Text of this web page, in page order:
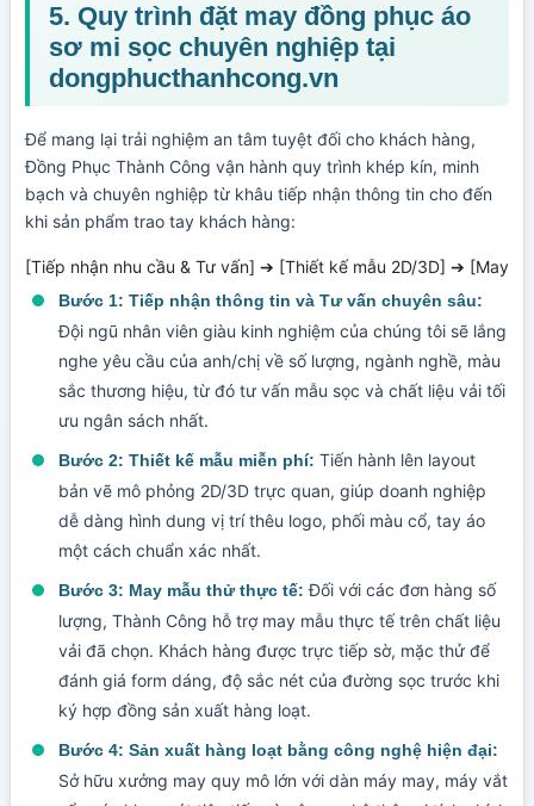
5. Quy trình đặt may đồng phục áo
sơ mi sọc chuyên nghiệp tại
dongphucthanhcong.vn
Để mang lại trải nghiệm an tâm tuyệt đối cho khách hàng,
Đồng Phục Thành Công vận hành quy trình khép kín, minh
bạch và chuyên nghiệp từ khâu tiếp nhận thông tin cho đến
khi sản phẩm trao tay khách hàng:
Bước 1: Tiếp nhận thông tin và Tư vấn chuyên sâu:
Đội ngũ nhân viên giàu kinh nghiệm của chúng tôi sẽ lắng
nghe yêu cầu của anh/chị về số lượng, ngành nghề, màu
sắc thương hiệu, từ đó tư vấn mẫu sọc và chất liệu vải tối
ưu ngân sách nhất.
Bước 2: Thiết kế mẫu miễn phí: Tiến hành lên layout
bản vẽ mô phỏng 2D/3D trực quan, giúp doanh nghiệp
dễ dàng hình dung vị trí thêu logo, phối màu cổ, tay áo
một cách chuẩn xác nhất.
Bước 3: May mẫu thử thực tế: Đối với các đơn hàng số
lượng, Thành Công hỗ trợ may mẫu thực tế trên chất liệu
vải đã chọn. Khách hàng được trực tiếp sờ, mặc thử để
đánh giá form dáng, độ sắc nét của đường sọc trước khi
ký hợp đồng sản xuất hàng loạt.
Bước 4: Sản xuất hàng loạt bằng công nghệ hiện đại:
Sở hữu xưởng may quy mô lớn với dàn máy may, máy vắt